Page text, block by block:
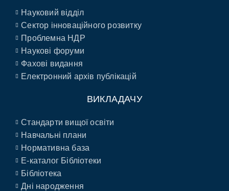
Науковий відділ
Сектор інноваційного розвитку
Проблемна НДР
Наукові форуми
Фахові видання
Електронний архів публікацій
ВИКЛАДАЧУ
Стандарти вищої освіти
Навчальні плани
Нормативна база
E-каталог Бібліотеки
Бібліотека
Дні народження